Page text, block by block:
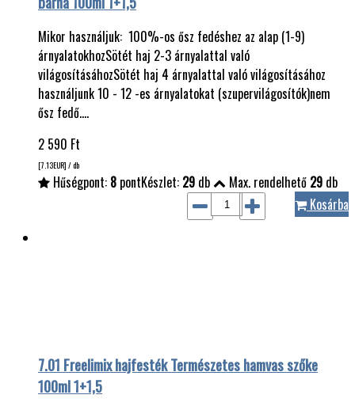
Mikor használjuk: 100%-os ősz fedéshez az alap (1-9)
árnyalatokhozSötét haj 2-3 árnyalattal való
világosításáhozSötét haj 4 árnyalattal való világosításához
használjunk 10 - 12 -es árnyalatokat (szupervilágosítók)nem
ősz fedő.…
2 590 Ft
[7.13EUR] / db
Hűségpont: 8 pontKészlet: 29 db Max. rendelhető 29 db
Kosárba
7.01 Freelimix hajfesték Természetes hamvas szőke
100ml 1+1,5